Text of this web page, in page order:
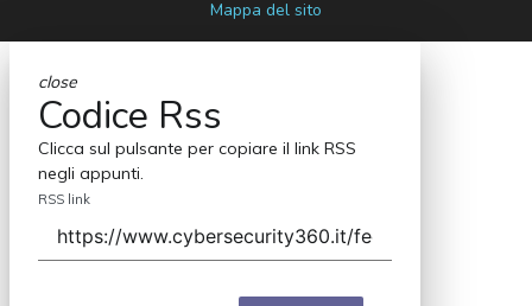
Mappa del sito
close
Codice Rss
Clicca sul pulsante per copiare il link RSS
negli appunti.
RSS link